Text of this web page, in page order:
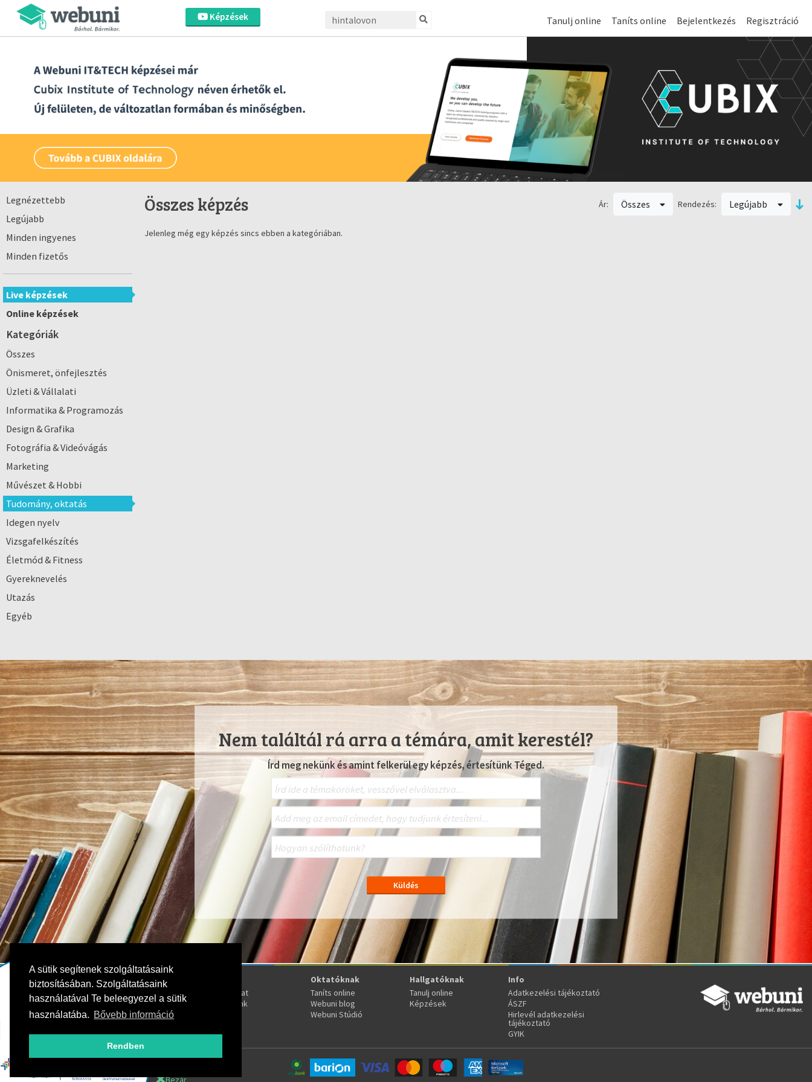
A sütik segítenek szolgáltatásaink
biztosításában. Szolgáltatásaink
használatával Te beleegyezel a sütik
használatába. Bővebb információ
Rendben
Képzések Tanulj online Taníts online Bejelentkezés Regisztráció
Legnézettebb
Legújabb
Minden ingyenes
Minden fizetős
Live képzések
Online képzések
Kategóriák
Összes
Önismeret, önfejlesztés
Üzleti & Vállalati
Informatika & Programozás
Design & Grafika
Fotográfia & Videóvágás
Marketing
Művészet & Hobbi
Tudomány, oktatás
Idegen nyelv
Vizsgafelkészítés
Életmód & Fitness
Gyereknevelés
Utazás
Egyéb
Összes képzés Ár: Összes Rendezés: Legújabb
Jelenleg még egy képzés sincs ebben a kategóriában.
Bezár
Nem találtál rá arra a témára, amit kerestél?
Írd meg nekünk és amint felkerül egy képzés, értesítünk Téged.
Kövess bennünket!
Kapcsolat
Oktatóink
Oktatóknak
Taníts online
Webuni blog
Webuni Stúdió
Hallgatóknak
Tanulj online
Képzések
Info
Adatkezelési tájékoztató
ÁSZF
Hirlevél adatkezelési
tájékoztató
GYIK